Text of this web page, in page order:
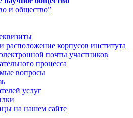
и общество”
расположение корпусов института
почты участников
процесса
вопросы
услуг
на нашем сайте